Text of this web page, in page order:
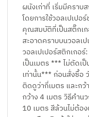
ผนังเก่าที่ เริ่มมีคราบ
โดยการใช้วอลเปเป
คุณสมบัติที่เป็นสติ๊กเก
สะอาดคราบบนวอลเ
วอลเปเปอร์สติกเกอ
เป็นเมตร *** ไม่ตัดเ
เท่านั้น*** ก่อนสั่งซื้อ
ติดดูว่ากี่เมตร และก
กว้าง 4 เมตร วิธีคำ
10 เมตร สีล้วนไม่ต้อ